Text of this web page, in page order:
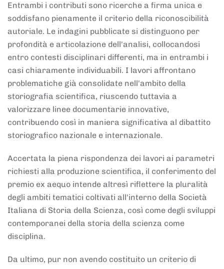
Entrambi i contributi sono ricerche a firma unica e
soddisfano pienamente il criterio della riconoscibilità
autoriale. Le indagini pubblicate si distinguono per
profondità e articolazione dell'analisi, collocandosi
entro contesti disciplinari differenti, ma in entrambi i
casi chiaramente individuabili. I lavori affrontano
problematiche già consolidate nell'ambito della
storiografia scientifica, riuscendo tuttavia a
valorizzare linee documentarie innovative,
contribuendo così in maniera significativa al dibattito
storiografico nazionale e internazionale.
Accertata la piena rispondenza dei lavori ai parametri
richiesti alla produzione scientifica, il conferimento del
premio ex aequo intende altresì riflettere la pluralità
degli ambiti tematici coltivati all'interno della Società
Italiana di Storia della Scienza, così come degli sviluppi
contemporanei della storia della scienza come
disciplina.
Da ultimo, pur non avendo costituito un criterio di